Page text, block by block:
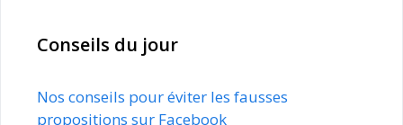
Conseils du jour
Nos conseils pour éviter les fausses
propositions sur Facebook